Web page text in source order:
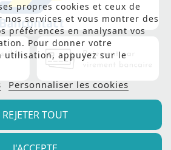
propres cookies et ceux de
services et vous montrer des
préférences en analysant vos
Pour donner votre
utilisation, appuyez sur le
Personnaliser les cookies
REJETER TOUT